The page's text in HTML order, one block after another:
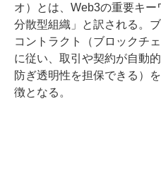
オ）とは、Web3の重要キ
分散型組織」と訳される。
コントラクト（ブロックチ
に従い、取引や契約が自動
防ぎ透明性を担保できる）
徴となる。